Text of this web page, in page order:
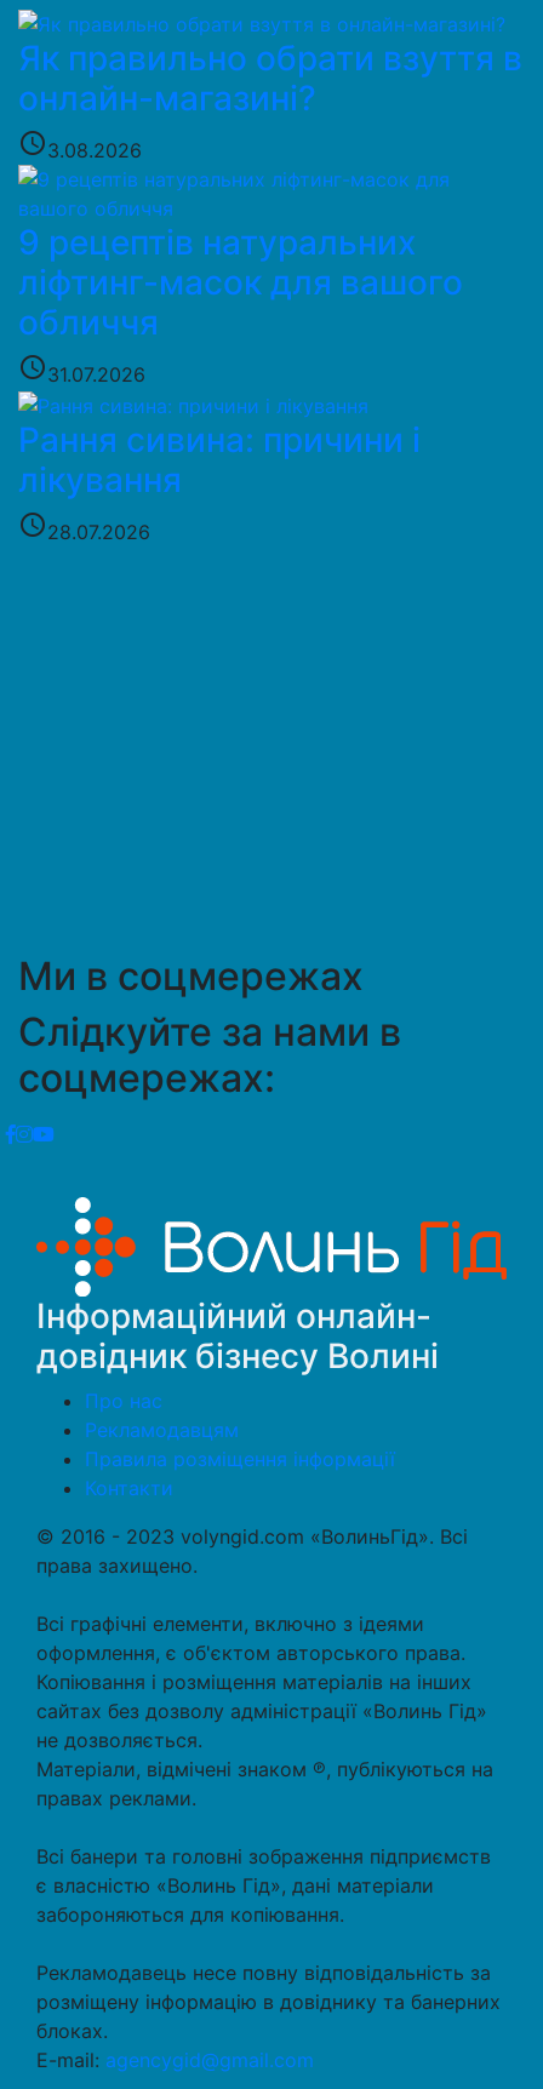
Як правильно обрати взуття в
онлайн-магазині?
access_time3.08.2026
9 рецептів натуральних
ліфтинг-масок для вашого
обличчя
access_time31.07.2026
Рання сивина: причини і
лікування
access_time28.07.2026
Ми в соцмережах
Слідкуйте за нами в
соцмережах:
Інформаційний онлайн-
довідник бізнесу Волині
Про нас
Рекламодавцям
Правила розміщення інформації
Контакти
© 2016 - 2023 volyngid.com «ВолиньГід». Всі
права захищено.
Всі графічні елементи, включно з ідеями
оформлення, є об'єктом авторського права.
Копіювання і розміщення матеріалів на інших
сайтах без дозволу адміністрації «Волинь Гід»
не дозволяється.
Матеріали, відмічені знаком ℗, публікуються на
правах реклами.
Всі банери та головні зображення підприємств
є власністю «Волинь Гід», дані матеріали
забороняються для копіювання.
Рекламодавець несе повну відповідальність за
розміщену інформацію в довіднику та банерних
блоках.
E-mail: agencygid@gmail.com